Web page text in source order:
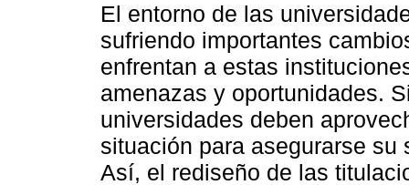
El entorno de las
sufriendo importantes
enfrentan a estas
amenazas y oportunidades.
universidades deben
situación para asegurarse su
Así, el rediseño de las